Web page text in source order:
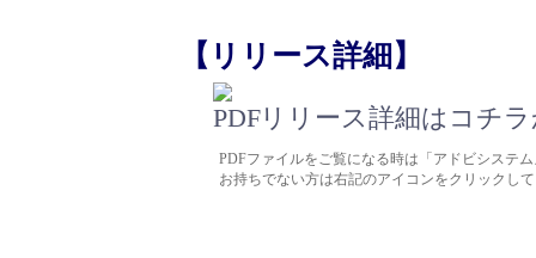
【リリース詳細】
リリース詳細はコチラ
PDFファイルをご覧になる時は「アドビシステ
お持ちでない方は右記のアイコンをクリックし